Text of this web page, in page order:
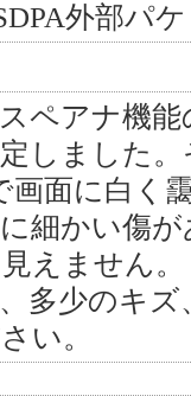
外部パ
ペアナ機能
しました
画面に白く
細かい傷
えません。
多少のキ
い。